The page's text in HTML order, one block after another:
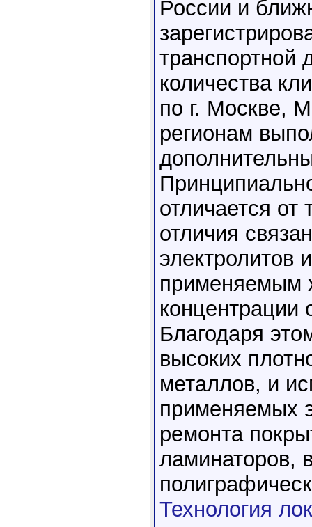
России и
транспортной
количества
по г. Москве,
регионам
отличается
отличия
электролитов
применяемым
концентрации
Благодаря
высоких
металлов, и
применяемых
ремонта
ламинаторов,
Технология